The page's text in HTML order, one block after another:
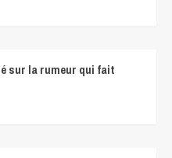
sur la rumeur qui fait